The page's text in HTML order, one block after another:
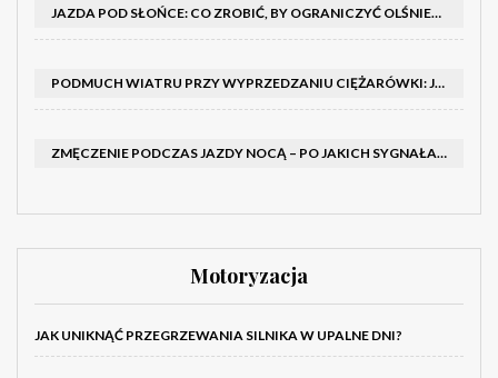
JAZDA POD SŁOŃCE: CO ZROBIĆ, BY OGRANICZYĆ OLŚNIENIE I POPRAWIĆ WIDOCZNOŚĆ
PODMUCH WIATRU PRZY WYPRZEDZANIU CIĘŻARÓWKI: JAK UTRZYMAĆ TOR JAZDY I OPANOWAĆ AUTO
ZMĘCZENIE PODCZAS JAZDY NOCĄ – PO JAKICH SYGNAŁACH ROZPOZNAĆ SENNOŚĆ ZA KIEROWNICĄ I KIEDY ZROBIĆ PRZERWĘ
Motoryzacja
JAK UNIKNĄĆ PRZEGRZEWANIA SILNIKA W UPALNE DNI?